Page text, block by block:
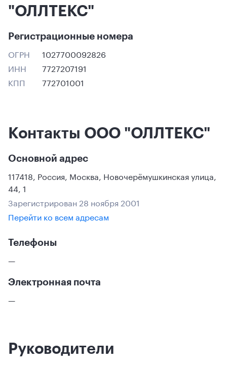
"ОЛЛТЕКС"
Регистрационные номера
ОГРН
1027700092826
ИНН
7727207191
КПП
772701001
Контакты ООО "ОЛЛТЕКС"
Основной адрес
117418, Россия, Москва, Новочерёмушкинская улица,
44, 1
Зарегистрирован 28 ноября 2001
Перейти ко всем адресам
Телефоны
—
Электронная почта
—
Руководители